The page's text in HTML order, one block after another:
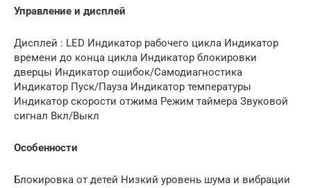
Управление и дисплей
Дисплей : LED Индикатор рабочего цикла Индикатор
времени до конца цикла Индикатор блокировки
дверцы Индикатор ошибок/Самодиагностика
Индикатор Пуск/Пауза Индикатор температуры
Индикатор скорости отжима Режим таймера Звуковой
сигнал Вкл/Выкл
Особенности
Блокировка от детей Низкий уровень шума и вибрации